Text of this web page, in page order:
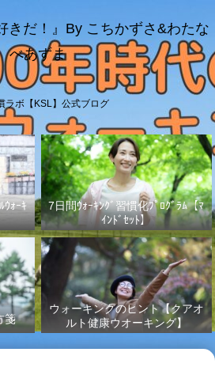
きだ！』By こちかずさ&わたな
べあずま
ラボ【KSL】公式ブログ
ｳｫｰｷ
7日間ｳｫｰｷﾝｸﾞ習慣化ﾌﾟﾛｸﾞﾗﾑ【ﾏ
ｲﾝﾄﾞｾｯﾄ】
箋
ウォーキングのヒント【クアオ
ルト健康ウオーキング】
No.003